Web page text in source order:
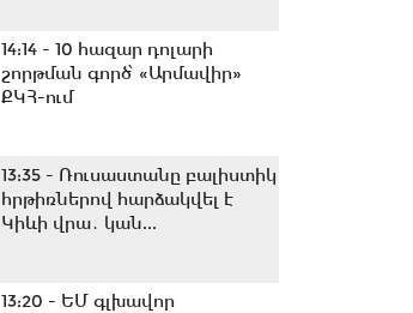
14:14 - 10 հազար դոլարի
շորթման գործ՝ «Արմավիր»
ՔԿՀ-ում
13:35 - Ռուսաստանը բալիստիկ
հրթիռներով հարձակվել է
Կիևի վրա․ կան...
13:20 - ԵՄ գլխավոր